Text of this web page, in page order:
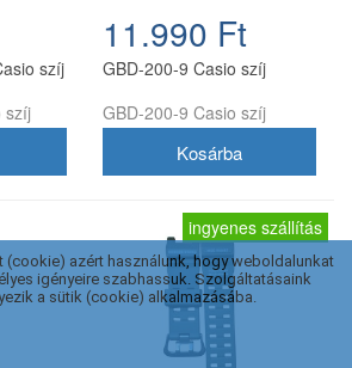
szíj
szíj
11.990 Ft
GBD-200-9 Casio szíj
GBD-200-9 Casio szíj
ingyenes szállítás
(cookie) azért használunk, hogy weboldalunkat
igényeire szabhassuk. Szolgáltatásaink
a sütik (cookie) alkalmazásába.